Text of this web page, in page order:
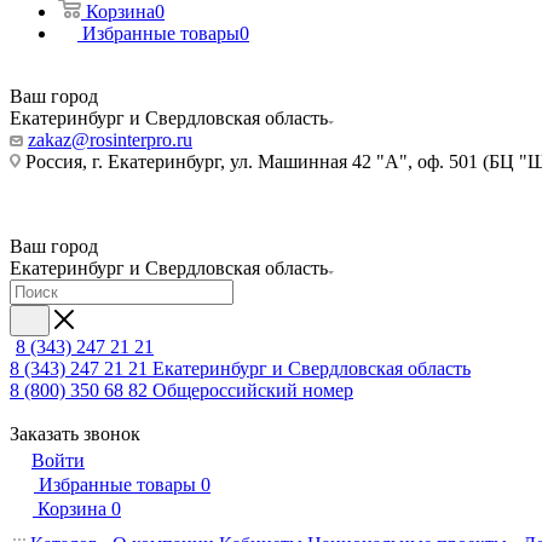
Корзина0
Избранные товары0
Ваш город
Екатеринбург и Свердловская область
zakaz@rosinterpro.ru
Россия, г. Екатеринбург, ул. Машинная 42 "А", оф. 501 (БЦ
Ваш город
Екатеринбург и Свердловская область
8 (343) 247 21 21
8 (343) 247 21 21 Екатеринбург и Свердловская область
8 (800) 350 68 82 Общероссийский номер
Заказать звонок
Войти
Избранные товары 0
Корзина 0